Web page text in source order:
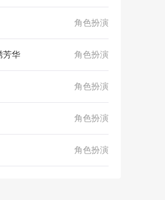
角色扮演
芳华 角色扮演
角色扮演
角色扮演
角色扮演